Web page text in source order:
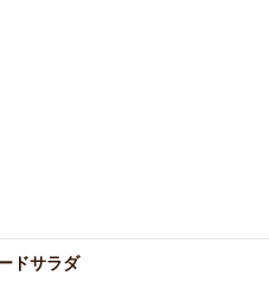
ドサラダ